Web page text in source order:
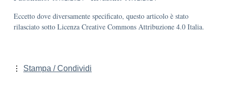
Eccetto dove diversamente specificato, questo articolo è stato
rilasciato sotto Licenza Creative Commons Attribuzione 4.0 Italia.
Stampa / Condividi